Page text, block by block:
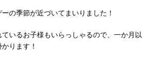
の季節が近づいてまいりました！
いるお子様もいらっしゃるので、一か月以
ります！